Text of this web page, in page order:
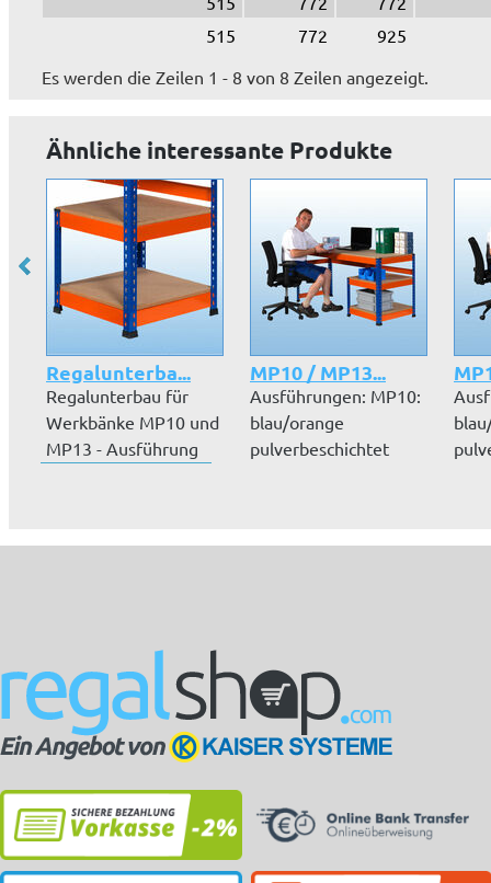
515
772
925
Es werden die Zeilen 1 - 8 von 8 Zeilen angezeigt.
Ähnliche interessante Produkte
Regalunterba...
Regalunterbau für
Werkbänke MP10 und
MP13 - Ausführung
MP10 / MP13...
Ausführungen: MP10:
blau/orange
pulverbeschichtet